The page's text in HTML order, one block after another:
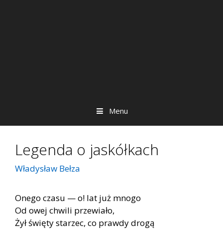
Menu
Legenda o jaskółkach
Władysław Bełza
Onego czasu — o! lat już mnogo
Od owej chwili przewiało,
Żył święty starzec, co prawdy drogą